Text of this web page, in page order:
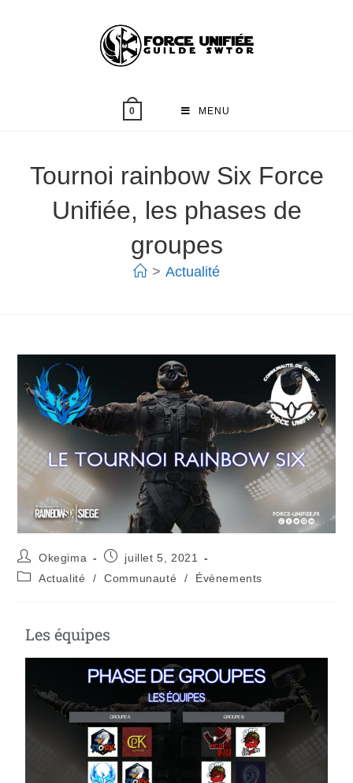
0 MENU
Tournoi rainbow Six Force
Unifiée, les phases de
groupes
> Actualité
Okegima
juillet 5, 2021
Actualité
/ Communauté / Évènements
Les équipes